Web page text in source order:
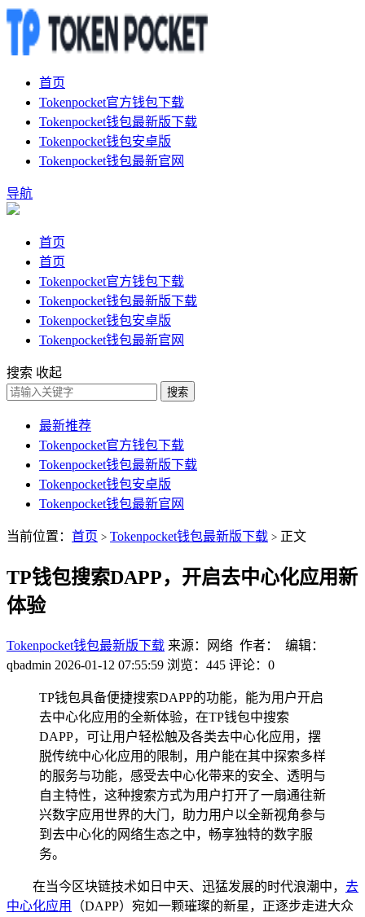
首页
Tokenpocket官方钱包下载
Tokenpocket钱包最新版下载
Tokenpocket钱包安卓版
Tokenpocket钱包最新官网
导航
首页
首页
Tokenpocket官方钱包下载
Tokenpocket钱包最新版下载
Tokenpocket钱包安卓版
Tokenpocket钱包最新官网
搜索 收起
搜索
最新推荐
Tokenpocket官方钱包下载
Tokenpocket钱包最新版下载
Tokenpocket钱包安卓版
Tokenpocket钱包最新官网
当前位置： 首页 > Tokenpocket钱包最新版下载 > 正文
TP钱包搜索DAPP，开启去中心化应用新
体验
Tokenpocket钱包最新版下载 来源：网络 作者： 编辑：
qbadmin 2026-01-12 07:55:59 浏览：445 评论：0
TP钱包具备便捷搜索DAPP的功能，能为用户开启
去中心化应用的全新体验，在TP钱包中搜索
DAPP，可让用户轻松触及各类去中心化应用，摆
脱传统中心化应用的限制，用户能在其中探索多样
的服务与功能，感受去中心化带来的安全、透明与
自主特性，这种搜索方式为用户打开了一扇通往新
兴数字应用世界的大门，助力用户以全新视角参与
到去中心化的网络生态之中，畅享独特的数字服
务。
在当今区块链技术如日中天、迅猛发展的时代浪潮中， 去
中心化应用
（DAPP）宛如一颗璀璨的新星，正逐步走进大众